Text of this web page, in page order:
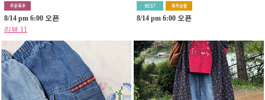
8/14 pm 6:00 오픈
리뷰 11
8/14 pm 6:00 오픈